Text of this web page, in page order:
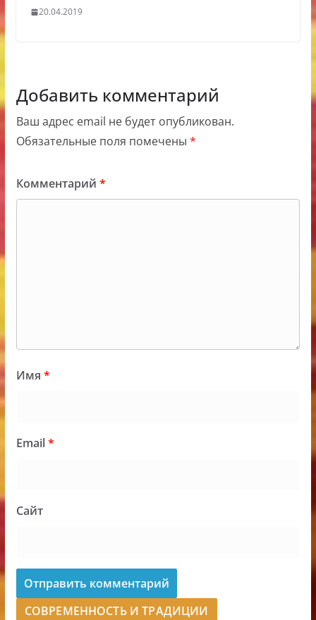
20.04.2019
Добавить комментарий
Ваш адрес email не будет опубликован.
Обязательные поля помечены *
Комментарий *
Имя *
Email*
Сайт
СОВРЕМЕННОСТЬ И ТРАДИЦИИ